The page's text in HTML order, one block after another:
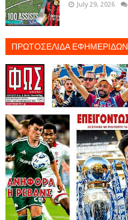
July 29, 2026
ΠΡΩΤΟΣΕΛΙΔΑ ΕΦΗΜΕΡΙΔΩΝ